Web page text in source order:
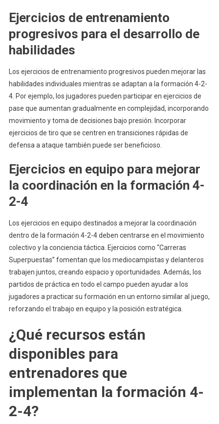
Ejercicios de entrenamiento
progresivos para el desarrollo de
habilidades
Los ejercicios de entrenamiento progresivos pueden mejorar las
habilidades individuales mientras se adaptan a la formación 4-2-
4. Por ejemplo, los jugadores pueden participar en ejercicios de
pase que aumentan gradualmente en complejidad, incorporando
movimiento y toma de decisiones bajo presión. Incorporar
ejercicios de tiro que se centren en transiciones rápidas de
defensa a ataque también puede ser beneficioso.
Ejercicios en equipo para mejorar
la coordinación en la formación 4-
2-4
Los ejercicios en equipo destinados a mejorar la coordinación
dentro de la formación 4-2-4 deben centrarse en el movimiento
colectivo y la conciencia táctica. Ejercicios como “Carreras
Superpuestas” fomentan que los mediocampistas y delanteros
trabajen juntos, creando espacio y oportunidades. Además, los
partidos de práctica en todo el campo pueden ayudar a los
jugadores a practicar su formación en un entorno similar al juego,
reforzando el trabajo en equipo y la posición estratégica.
¿Qué recursos están
disponibles para
entrenadores que
implementan la formación 4-
2-4?